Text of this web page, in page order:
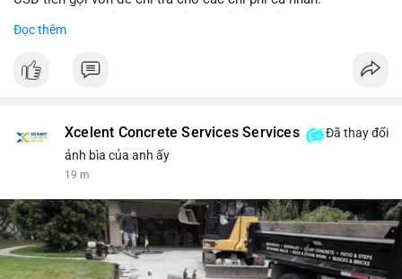
Web3.
#cryptonews #nft
#titanbot
Đọc thêm
Xcelent Concrete Services Services
Đã thay đổi
ảnh bìa của anh ấy
19 m